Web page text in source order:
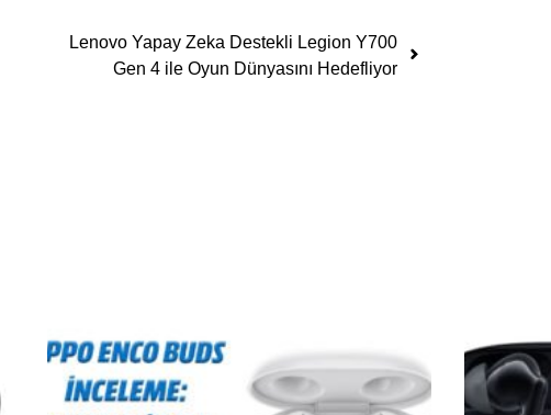
Lenovo Yapay Zeka Destekli Legion Y700
Gen 4 ile Oyun Dünyasını Hedefliyor